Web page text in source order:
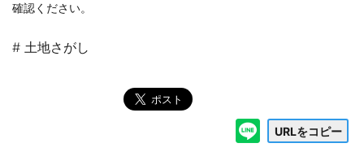
確認ください。
# 土地さがし
URLをコピー